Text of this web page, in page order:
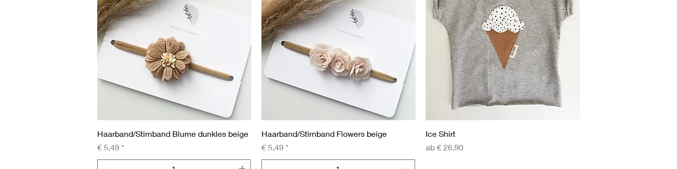
Schnellansicht
Haarband/Stirnband Blume dunkles beige
Preis
€ 5,49
Schnellansicht
Haarband/Stirnband Flowers beige
Preis
€ 5,49
Ice Shirt
ab € 26,90
Sale-Preis